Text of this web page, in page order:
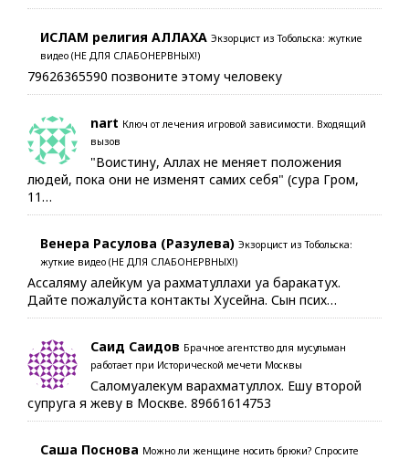
ИСЛАМ религия АЛЛАХА Экзорцист из Тобольска: жуткие
видео (НЕ ДЛЯ СЛАБОНЕРВНЫХ!)
79626365590 позвоните этому человеку
nart Ключ от лечения игровой зависимости. Входящий
вызов
"Воистину, Аллах не меняет положения
людей, пока они не изменят самих себя" (сура Гром,
11…
Венера Расулова (Разулева) Экзорцист из Тобольска:
жуткие видео (НЕ ДЛЯ СЛАБОНЕРВНЫХ!)
Ассаляму алейкум уа рахматуллахи уа баракатух.
Дайте пожалуйста контакты Хусейна. Сын псих…
Саид Саидов Брачное агентство для мусульман
работает при Исторической мечети Москвы
Саломуалекум варахматуллох. Ешу второй
супруга я жеву в Москве. 89661614753
Саша Поснова Можно ли женщине носить брюки? Спросите